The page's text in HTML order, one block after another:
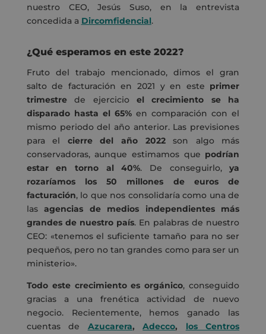
nuestro CEO, Jesús Suso, en la entrevista
concedida a Dircomfidencial.
¿Qué esperamos en este 2022?
Fruto del trabajo mencionado, dimos elgran
salto de facturación en 2021 y en este primer
trimestrede ejercicio el crecimiento se ha
disparado hasta el 65% en comparación con el
mismo periodo del año anterior. Las previsiones
para el cierre del año 2022son algo más
conservadoras, aunque estimamos que podrían
estar en torno al 40%. De conseguirlo,ya
rozaríamos los 50 millones de euros de
facturación, lo que nos consolidaría como una de
lasagencias de medios independientes más
grandes de nuestro país. En palabras de nuestro
CEO: «tenemos el suficiente tamaño para no ser
pequeños, pero no tan grandes como para ser un
ministerio».
Todo este crecimiento es orgánico, conseguido
gracias a una frenética actividad de nuevo
negocio. Recientemente, hemos ganado las
cuentas de Azucarera,Adecco, los Centros